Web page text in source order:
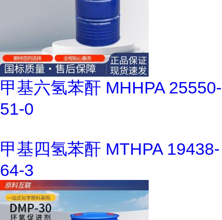
甲基六氢苯酐 MHHPA 25550-
51-0
甲基四氢苯酐 MTHPA 19438-
64-3